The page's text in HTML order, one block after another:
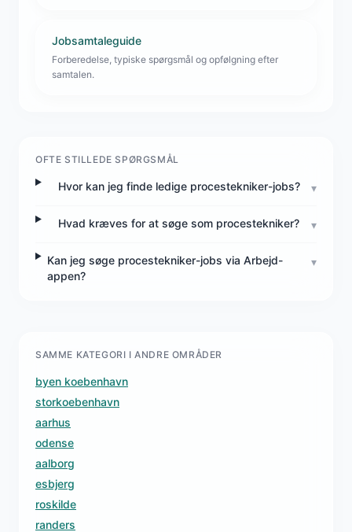
Jobsamtaleguide
Forberedelse, typiske spørgsmål og opfølgning efter
samtalen.
OFTE STILLEDE SPØRGSMÅL
Hvor kan jeg finde ledige procestekniker-jobs? ▾
Hvad kræves for at søge som procestekniker? ▾
Kan jeg søge procestekniker-jobs via Arbejd-
appen?
▾
SAMME KATEGORI I ANDRE OMRÅDER
byen koebenhavn
storkoebenhavn
aarhus
odense
aalborg
esbjerg
roskilde
randers